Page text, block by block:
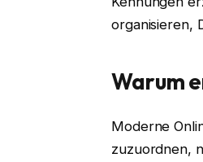
organisieren,
Warum
Moderne
zuzuordnen,